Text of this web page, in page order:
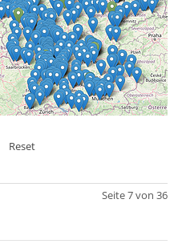
Reset
Seite 7 von 36